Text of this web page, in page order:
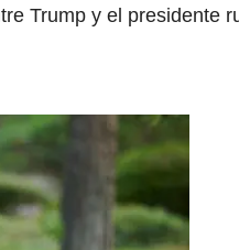
Trump y el presidente